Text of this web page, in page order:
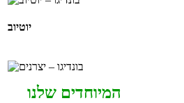
יוטיוב
המיוחדים שלנו